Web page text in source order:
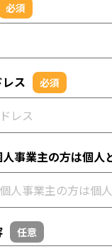
必須
ス 必須
事業主の方は個人
任意